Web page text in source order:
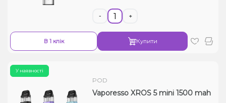
- +
В 1 клік Купити
У наявності
POD
Vaporesso XROS 5 mini 1500 mah